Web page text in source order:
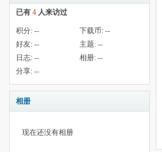
已有 4 人来访过
积分: -- 下载币: --
好友: -- 主题: --
日志: -- 相册: --
分享: --
相册
现在还没有相册